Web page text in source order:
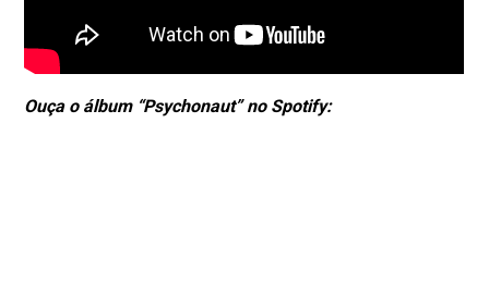
Ouça o álbum “Psychonaut” no Spotify: